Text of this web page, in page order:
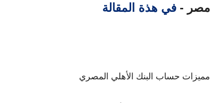
مصر - في هذة المقالة
مميزات حساب البنك الأهلي المصري